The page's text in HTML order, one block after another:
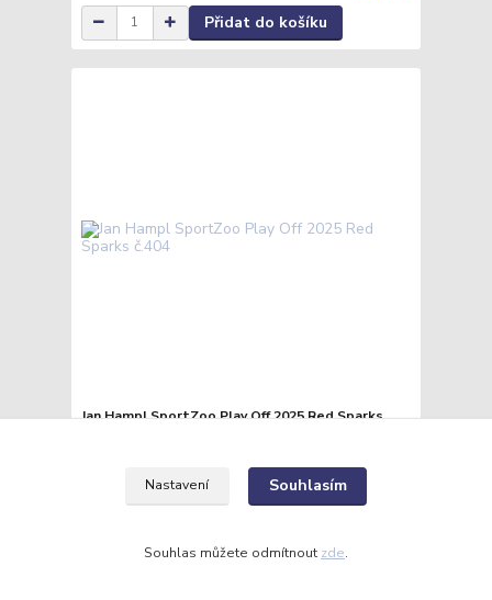
Přidat do košíku
Jan Hampl SportZoo Play Off 2025 Red Sparks
bez DPH
Přidat do košíku
Nastavení Souhlasím
Souhlas můžete odmítnout zde.